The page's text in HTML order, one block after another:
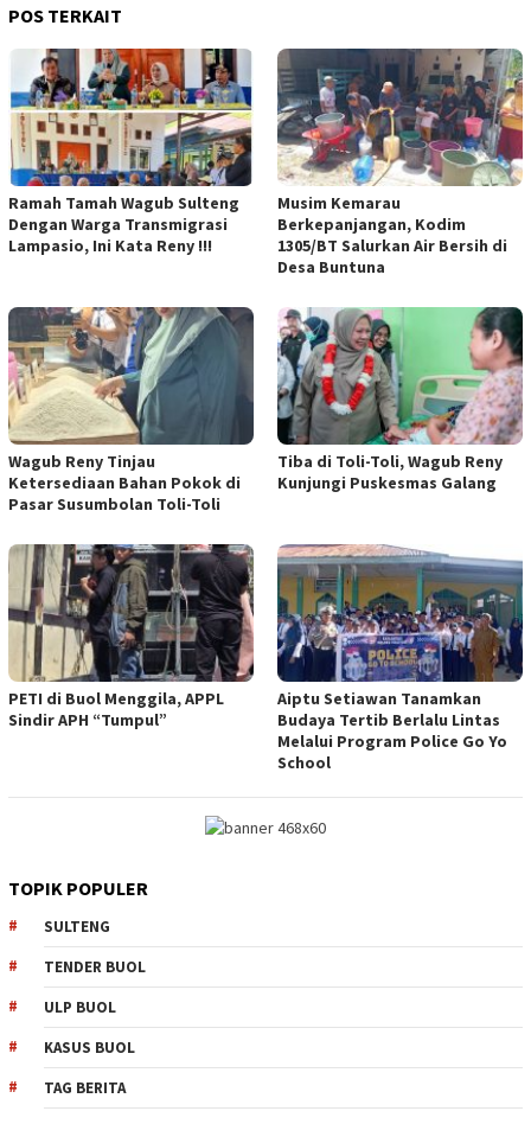
POS TERKAIT
Ramah Tamah Wagub Sulteng
Dengan Warga Transmigrasi
Lampasio, Ini Kata Reny !!!
Musim Kemarau
Berkepanjangan, Kodim
1305/BT Salurkan Air Bersih di
Desa Buntuna
Wagub Reny Tinjau
Ketersediaan Bahan Pokok di
Pasar Susumbolan Toli-Toli
Tiba di Toli-Toli, Wagub Reny
Kunjungi Puskesmas Galang
PETI di Buol Menggila, APPL
Sindir APH “Tumpul”
Aiptu Setiawan Tanamkan
Budaya Tertib Berlalu Lintas
Melalui Program Police Go Yo
School
TOPIK POPULER
SULTENG
TENDER BUOL
ULP BUOL
KASUS BUOL
TAG BERITA